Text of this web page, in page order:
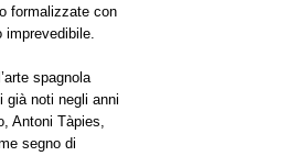
formalizzate con
imprevedibile.
spagnola
già noti negli anni
Antoni Tàpies,
segno di